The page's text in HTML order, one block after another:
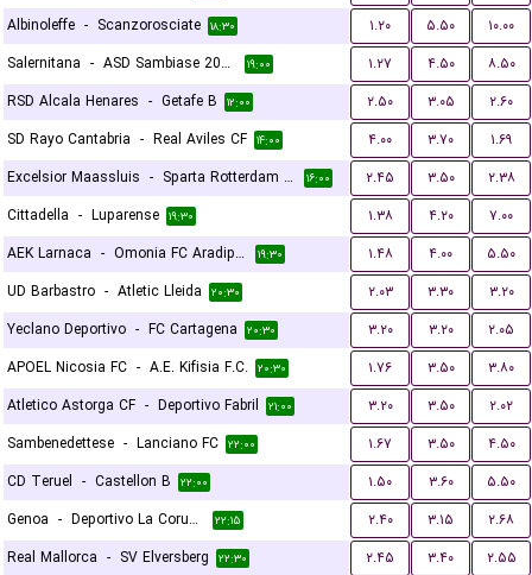
Albinoleffe - Scanzorosciate ۱۸:۳۰ ۱.۲۰ ۵.۵۰
۱۰.۰۰
Salernitana - ASD Sambiase 2023 ۱۹:۰۰ ۱.۲۷ ۴.۵۰
۸.۵۰
RSD Alcala Henares - Getafe B ۱۲:۰۰ ۲.۵۰ ۳.۰۵
۲.۶۰
SD Rayo Cantabria - Real Aviles CF ۱۴:۰۰ ۴.۰۰ ۳.۷۰
۱.۶۹
Excelsior Maassluis - Sparta Rotterdam Reserves ۱۶:۰۰ ۲.۴۵ ۳.۵۰
۲.۳۸
Cittadella - Luparense ۱۹:۳۰ ۱.۳۸ ۴.۲۰
۷.۰۰
AEK Larnaca - Omonia FC Aradippou ۱۹:۳۰ ۱.۴۸ ۴.۰۰
۵.۵۰
UD Barbastro - Atletic Lleida ۲۰:۳۰ ۲.۰۳ ۳.۳۰
۳.۲۰
Yeclano Deportivo - FC Cartagena ۲۰:۳۰ ۳.۲۰ ۳.۲۰
۲.۰۵
APOEL Nicosia FC - A.E. Kifisia F.C. ۲۰:۳۰ ۱.۷۶ ۳.۵۰
۳.۸۰
Atletico Astorga CF - Deportivo Fabril ۲۱:۰۰ ۳.۲۰ ۳.۵۰
۲.۰۲
Sambenedettese - Lanciano FC ۲۲:۰۰ ۱.۶۷ ۳.۵۰
۴.۵۰
CD Teruel - Castellon B ۲۲:۰۰ ۱.۵۰ ۳.۶۰
۵.۵۰
Genoa - Deportivo La Coruna ۲۲:۱۵ ۲.۴۰ ۳.۱۵
۲.۶۸
Real Mallorca - SV Elversberg ۲۲:۳۰ ۲.۴۵ ۳.۴۰
۲.۵۵